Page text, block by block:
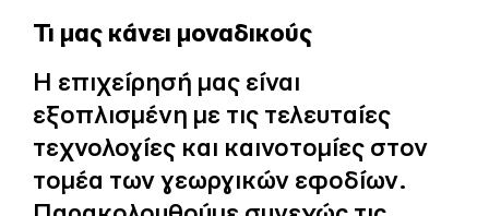
Τι μας κάνει μοναδικούς
Η επιχείρησή μας είναι
εξοπλισμένη με τις τελευταίες
τεχνολογίες και καινοτομίες στον
τομέα των γεωργικών εφοδίων.